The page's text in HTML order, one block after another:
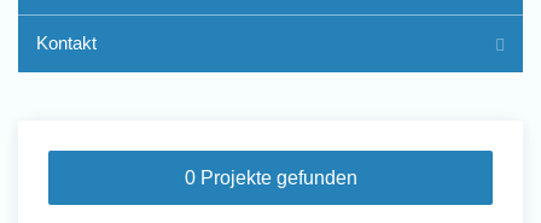
Kontakt
0 Projekte gefunden